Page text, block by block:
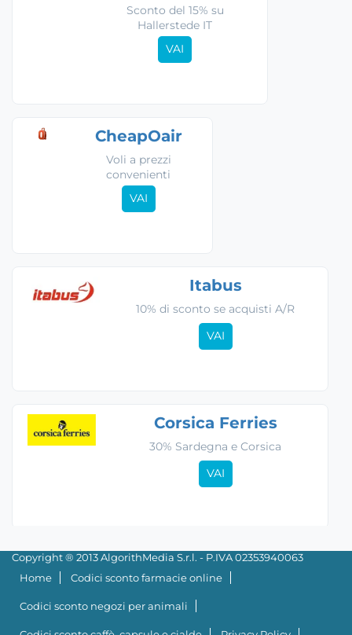
Sconto del 15% su
Hallerstede IT
VAI
CheapOair
Voli a prezzi
convenienti
VAI
Itabus
10% di sconto se acquisti A/R
VAI
Corsica Ferries
30% Sardegna e Corsica
VAI
Copyright ® 2013 AlgorithMedia S.r.l. - P.IVA 02353940063
Home
Codici sconto farmacie online
Codici sconto negozi per animali